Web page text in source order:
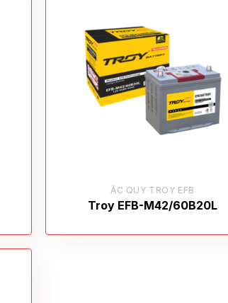
ẮC QUY TROY EFB
Troy EFB-M42/60B20L